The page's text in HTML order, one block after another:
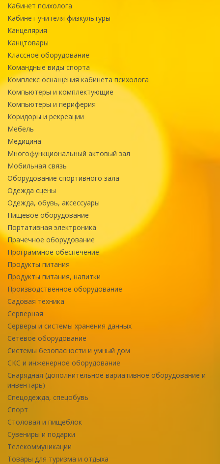
Кабинет психолога
Кабинет учителя физкультуры
Канцелярия
Канцтовары
Классное оборудование
Командные виды спорта
Комплекс оснащения кабинета психолога
Компьютеры и комплектующие
Компьютеры и периферия
Коридоры и рекреации
Мебель
Медицина
Многофункциональный актовый зал
Мобильная связь
Оборудование спортивного зала
Одежда сцены
Одежда, обувь, аксессуары
Пищевое оборудование
Портативная электроника
Прачечное оборудование
Программное обеспечение
Продукты питания
Продукты питания, напитки
Производственное оборудование
Садовая техника
Серверная
Серверы и системы хранения данных
Сетевое оборудование
Системы безопасности и умный дом
СКС и инженерное оборудование
Снарядная (дополнительное вариативное оборудование и
инвентарь)
Спецодежда, спецобувь
Спорт
Столовая и пищеблок
Сувениры и подарки
Телекоммуникации
Товары для туризма и отдыха